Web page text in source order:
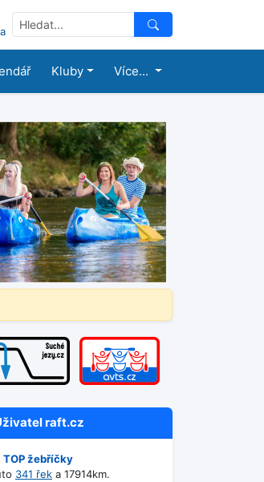
Kluby Více...
raft.cz
TOP žebříčky
341 řek a 17914km.